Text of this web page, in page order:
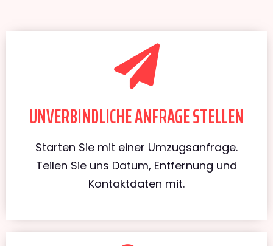
UNVERBINDLICHE ANFRAGE STELLEN
Starten Sie mit einer Umzugsanfrage.
Teilen Sie uns Datum, Entfernung und
Kontaktdaten mit.